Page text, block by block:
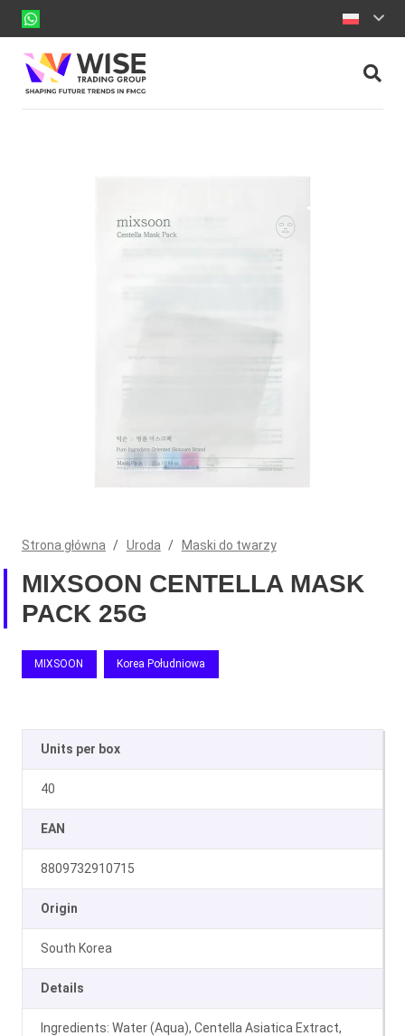
Strona główna / Uroda / Maski do twarzy
MIXSOON CENTELLA MASK
PACK 25G
MIXSOON Korea Południowa
Units per box
40
EAN
8809732910715
Origin
South Korea
Details
Ingredients: Water (Aqua), Centella Asiatica Extract,